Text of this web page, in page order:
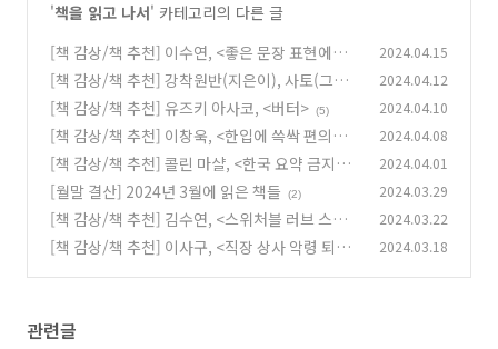
'책을 읽고 나서' 카테고리의 다른 글
[책 감상/책 추천] 이수연, <좋은 문장 표현에서
문장부호까지!> (1)
2024.04.15
[책 감상/책 추천] 강착원반(지은이), 사토(그림),
<데드미트 패러독스>
(0)
2024.04.12
[책 감상/책 추천] 유즈키 아사코, <버터> (5) 2024.04.10
[책 감상/책 추천] 이창욱, <한입에 쓱싹 편의점
과학> (1)
2024.04.08
[책 감상/책 추천] 콜린 마샬, <한국 요약 금지>
(0)
2024.04.01
[월말 결산] 2024년 3월에 읽은 책들 (2) 2024.03.29
[책 감상/책 추천] 김수연, <스위처블 러브 스토
리>
(0)
2024.03.22
[책 감상/책 추천] 이사구, <직장 상사 악령 퇴치
2024.03.18
관련글